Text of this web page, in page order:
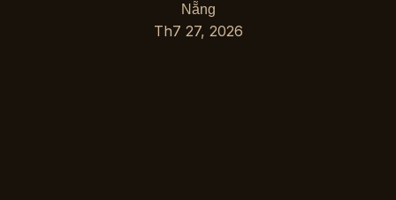
Nẵng
Th7 27, 2026